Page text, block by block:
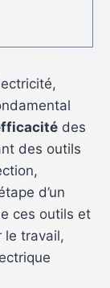
des
des outils
d’un
ces outils et
le travail,